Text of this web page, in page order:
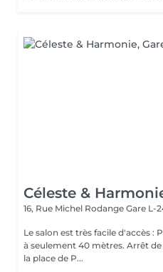
Céleste &
16, Rue Michel Rodange Gare L-
Le salon est très facile d'accès : Parking souterrain Martyrs situé
à seulement 40 mètres. Arrêt de tram à proximité direct ( arrêt
la place de P...